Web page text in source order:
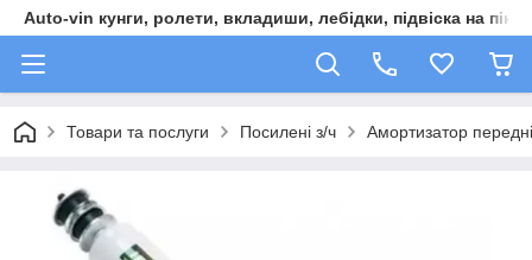
Auto-vin кунги, ролети, вкладиши, лебідки, підвіска на пікап
Товари та послуги Посилені з/ч Амортизатор